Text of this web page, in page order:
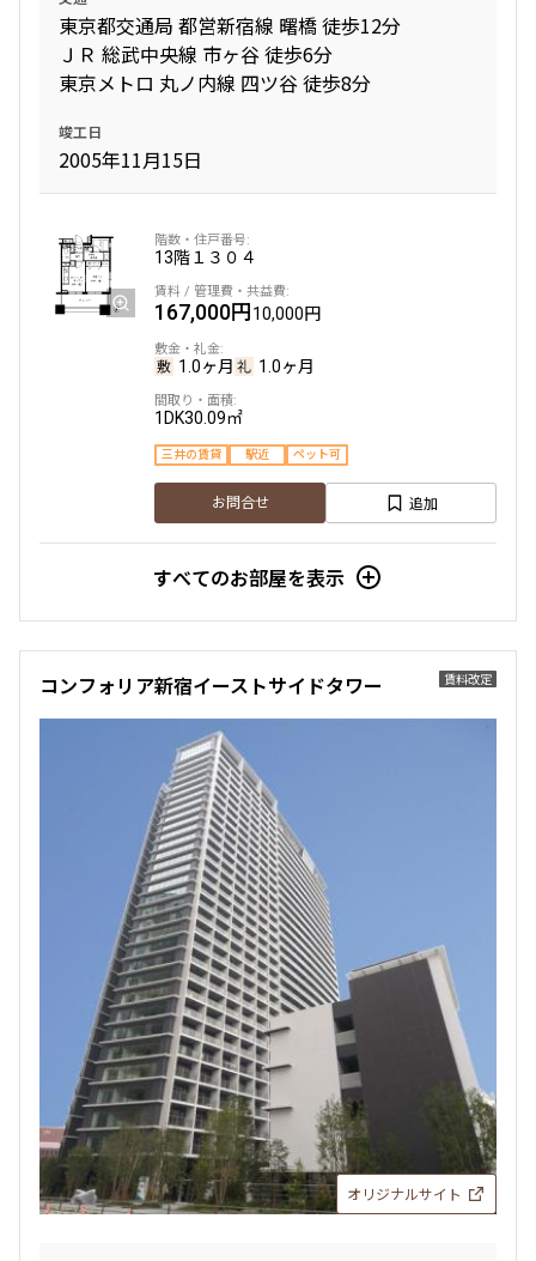
3.0ヶ月 無
2LDK77.39㎡
40階 4006
1,490,000円
3.0ヶ月
2LDK187.24㎡
駅近 ペット可 タワー
お問合せ 追加
27階2718
549,000円
3.0ヶ月
1LDK76.23㎡
駅近 ペット可 タワー
お問合せ
東京都交通局 都営新宿線 曙橋 徒歩12分
ＪＲ 総武中央線 市ヶ谷 徒歩6分
東京メトロ 丸ノ内線 四ツ谷 徒歩8分
竣工日
2005年11月15日
13階１３０４
167,000円10,000円
1.0ヶ月 1.0ヶ月
1DK30.09㎡
三井の賃貸 駅近 ペット可
お問合せ 追加
すべてのお部屋を表示
賃料改定
コンフォリア新宿イーストサイドタワー
オリジナルサイト